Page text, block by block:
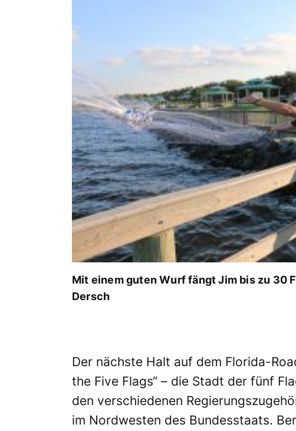
Mit einem guten Wurf fängt Jim bis zu 30
Dersch
Der nächste Halt auf dem Florida-
the Five Flags“ – die Stadt der fünf
den verschiedenen
im Nordwesten des Bundesstaats.